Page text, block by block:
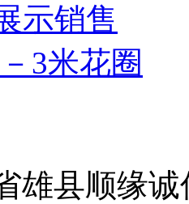
示销售
3米花圈
雄县顺缘